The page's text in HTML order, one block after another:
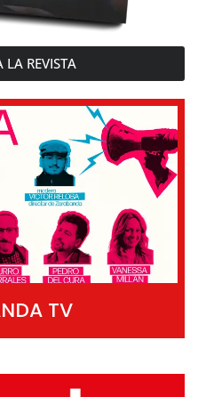
LA REVISTA
TV